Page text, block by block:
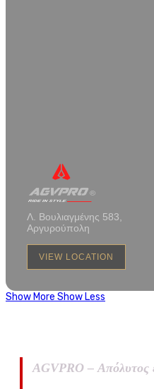
Λ. Βουλιαγμένης 583,
Αργυρούπολη
VIEW LOCATION
Show More Show Less
AGVPRO – Απόλυτος